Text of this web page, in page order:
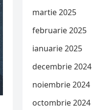
martie 2025
februarie 2025
ianuarie 2025
decembrie 2024
noiembrie 2024
octombrie 2024